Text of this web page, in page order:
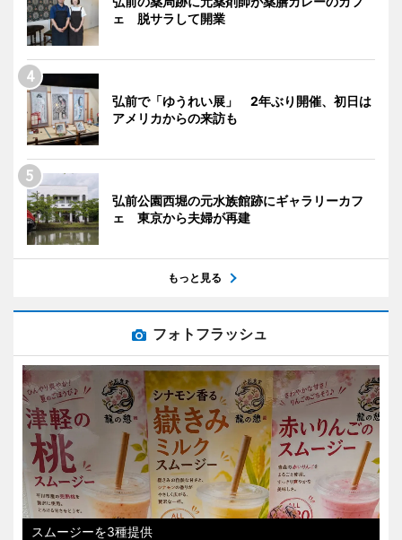
ェ 脱サラして開業
弘前で「ゆうれい展」 2年ぶり開催、初日は
アメリカからの来訪も
弘前公園西堀の元水族館跡にギャラリーカフ
ェ 東京から夫婦が再建
もっと見る
フォトフラッシュ
スムージーを3種提供